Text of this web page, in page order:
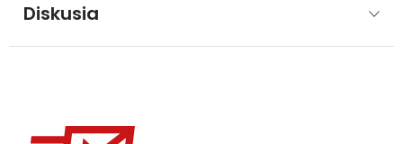
Diskusia